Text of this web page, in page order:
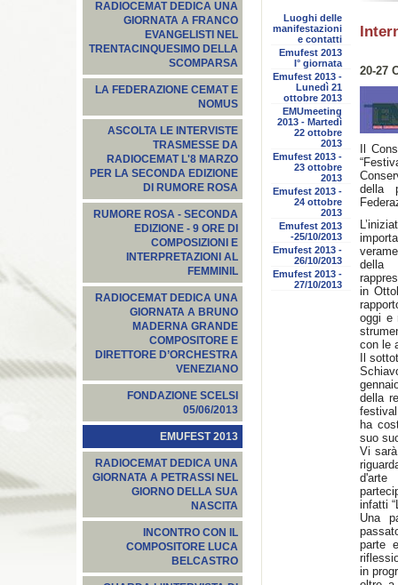
RADIOCEMAT DEDICA UNA
GIORNATA A FRANCO
EVANGELISTI NEL
TRENTACINQUESIMO DELLA
SCOMPARSA
LA FEDERAZIONE CEMAT E
NOMUS
ASCOLTA LE INTERVISTE
TRASMESSE DA
RADIOCEMAT L'8 MARZO
PER LA SECONDA EDIZIONE
DI RUMORE ROSA
RUMORE ROSA - SECONDA
EDIZIONE - 9 ORE DI
COMPOSIZIONI E
INTERPRETAZIONI AL
FEMMINIL
RADIOCEMAT DEDICA UNA
GIORNATA A BRUNO
MADERNA GRANDE
COMPOSITORE E
DIRETTORE D’ORCHESTRA
VENEZIANO
FONDAZIONE SCELSI
05/06/2013
EMUFEST 2013
RADIOCEMAT DEDICA UNA
GIORNATA A PETRASSI NEL
GIORNO DELLA SUA
NASCITA
INCONTRO CON IL
COMPOSITORE LUCA
BELCASTRO
Luoghi delle
manifestazioni
e contatti
Emufest 2013
I° giornata
Emufest 2013 -
Lunedì 21
ottobre 2013
EMUmeeting
2013 - Martedì
22 ottobre
2013
Emufest 2013 -
23 ottobre
2013
Emufest 2013 -
24 ottobre
2013
Emufest 2013
-25/10/2013
Emufest 2013 -
26/10/2013
Emufest 2013 -
27/10/2013
20-27
Il
della
della
in
oggi e
con le
Il
della
ha
suo
Vi
d'arte
infatti
Una
parte
in